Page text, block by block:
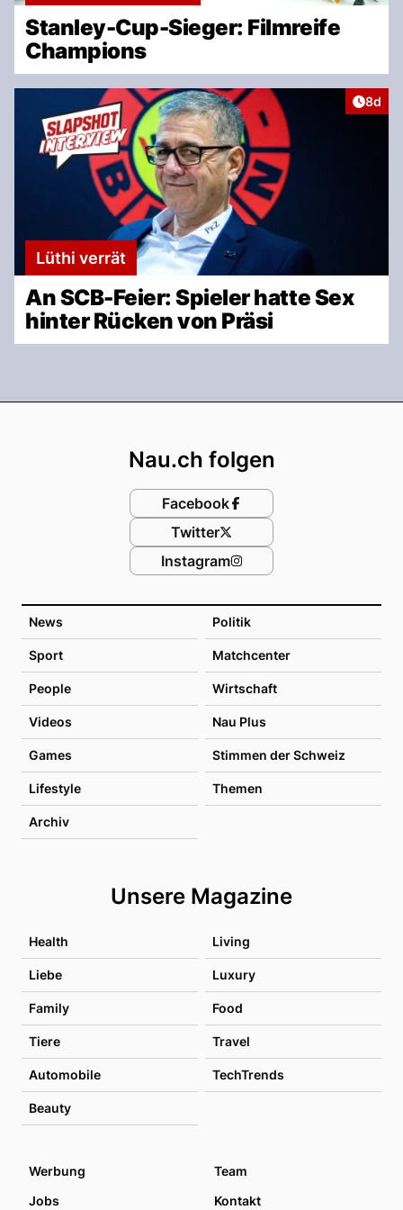
Stanley-Cup-Sieger: Filmreife
Champions
8d
Lüthi verrät
An SCB-Feier: Spieler hatte Sex
hinter Rücken von Präsi
News Politik
Sport Matchcenter
People Wirtschaft
Videos Nau Plus
Games Stimmen der Schweiz
Lifestyle Themen
Archiv
Unsere Magazine
Health Living
Liebe Luxury
Family Food
Tiere Travel
Automobile TechTrends
Beauty
Nau.ch folgen
Facebook
Twitter
Instagram
Werbung
Team
Jobs
Kontakt